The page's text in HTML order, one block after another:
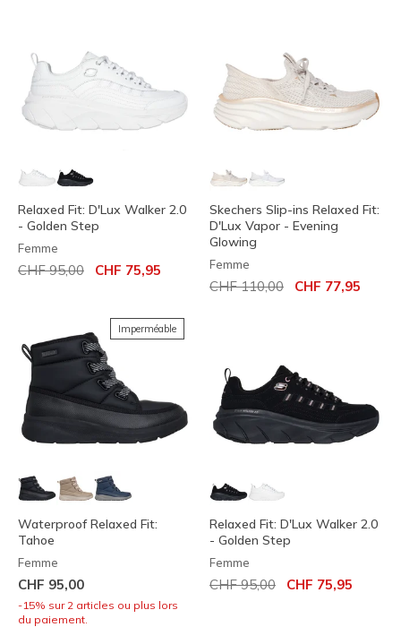
Relaxed Fit: D'Lux Walker 2.0
- Golden Step
Femme
Prix réduit de
CHF 95,00 CHF 75,95
Skechers Slip-ins Relaxed Fit:
D'Lux Vapor - Evening
Glowing
Femme
Prix réduit de
CHF 110,00 CHF 77,95
Imperméable
Waterproof Relaxed Fit:
Tahoe
Femme
CHF 95,00
-15% sur 2 articles ou plus lors
du paiement.
Relaxed Fit: D'Lux Walker 2.0
- Golden Step
Femme
Prix réduit de
CHF 95,00 CHF 75,95